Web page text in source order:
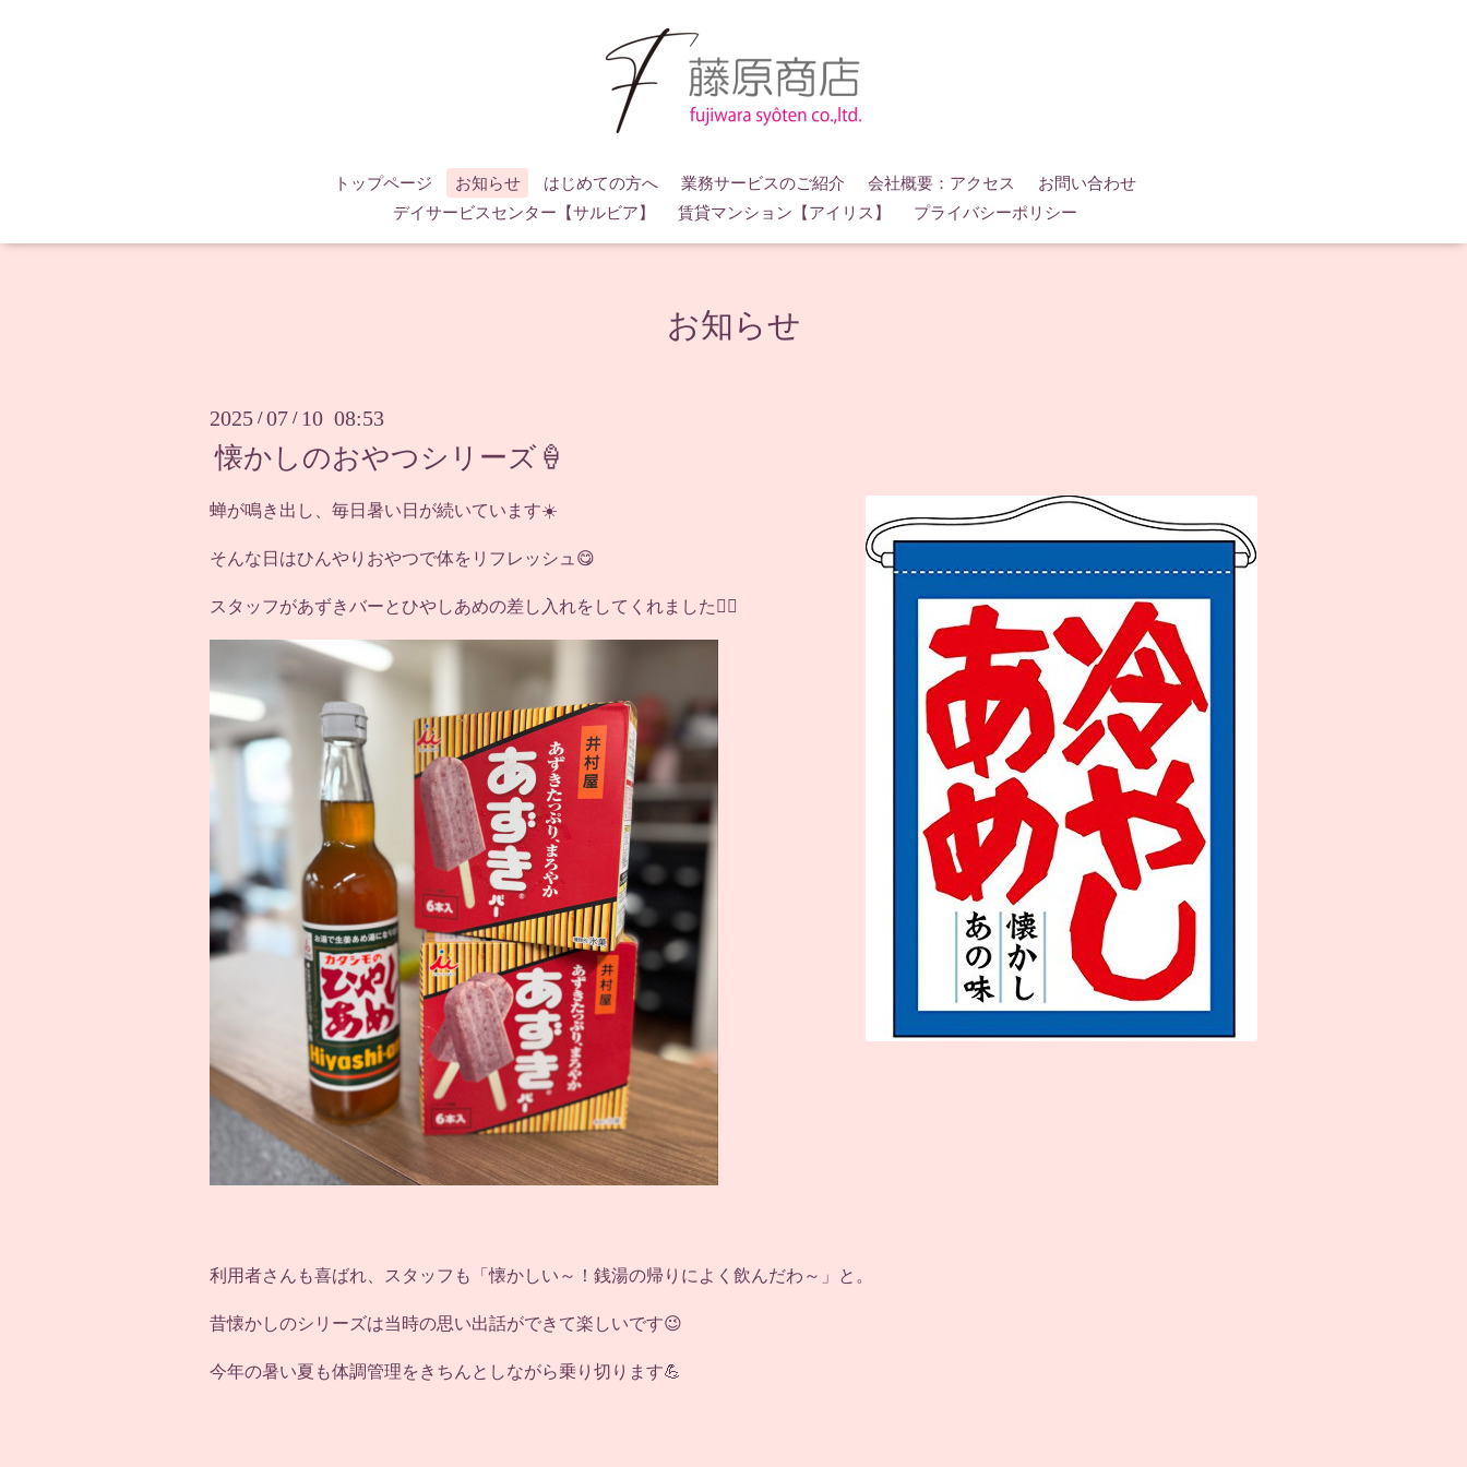
トップページ お知らせ はじめての方へ 業務サービスのご紹介 会社概要：アクセス
お問い合わせ
デイサービスセンター【サルビア】
賃貸マンション【アイリス】 プライバシーポリシー
お知らせ
2025 /07 / 10 08:53
懐かしのおやつシリーズ🍦
蝉が鳴き出し、毎日暑い日が続いています☀️
そんな日はひんやりおやつで体をリフレッシュ😋
スタッフがあずきバーとひやしあめの差し入れをしてくれました🙂‍↕️
利用者さんも喜ばれ、スタッフも「懐かしい～！銭湯の帰りによく飲んだわ～」と。
昔懐かしのシリーズは当時の思い出話ができて楽しいです😉
今年の暑い夏も体調管理をきちんとしながら乗り切ります💪